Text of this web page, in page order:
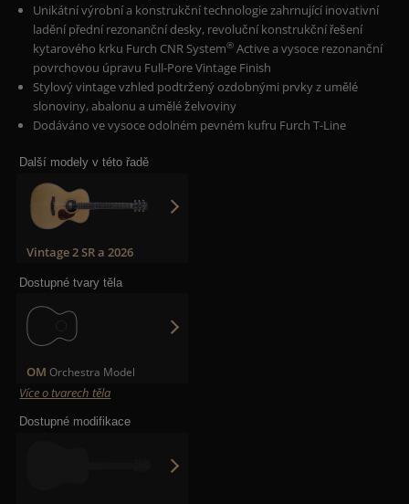
Unikátní výrobní a konstrukční technologie zahrnující inovativní
ladění přední rezonanční desky, revoluční konstrukční řešení
kytarového krku Furch CNR System®Active a vysoce rezonanční
povrchovou úpravu Full-Pore Vintage Finish
Stylový vintage vzhled podtržený ozdobnými prvky z umělé
slonoviny, abalonu a umělé želvoviny
Dodáváno ve vysoce odolném pevném kufru Furch T-Line
Další modely v této řadě
Vintage 2 SR a 2026
Dostupné tvary těla
OM Orchestra Model
Více o tvarech těla
Dostupné modifikace